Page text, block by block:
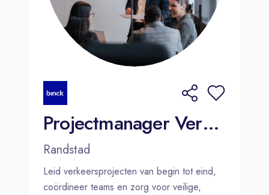
Projectmanager Verkeer
Randstad
Leid verkeersprojecten van begin tot eind,
coördineer teams en zorg voor veilige,